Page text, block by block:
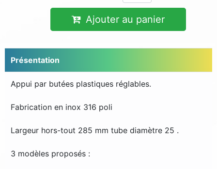
Ajouter au panier
Présentation
Appui par butées plastiques réglables.
Fabrication en inox 316 poli
Largeur hors-tout 285 mm tube diamètre 25 .
3 modèles proposés :